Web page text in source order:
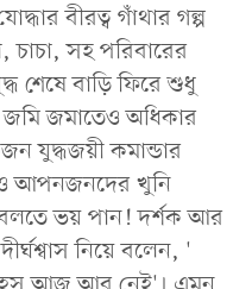
বীরত্ব গাঁথার গল্প
চাচা, সহ পরিবারের
শেষে বাড়ি ফিরে শুধু
জমাতেও অধিকার
যুদ্ধজয়ী কমান্ডার
আপনজনদের খুনি
ভয় পান! দর্শক আর
নিয়ে বলেন, '